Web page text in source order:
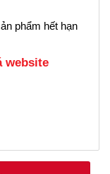
phẩm hết hạn